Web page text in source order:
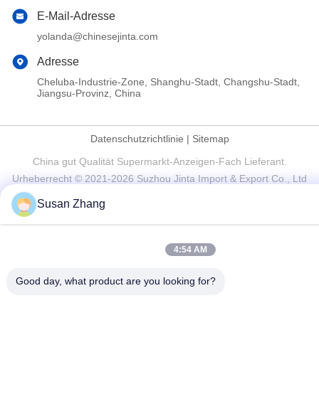
E-Mail-Adresse
yolanda@chinesejinta.com
Adresse
Cheluba-Industrie-Zone, Shanghu-Stadt, Changshu-Stadt,
Jiangsu-Provinz, China
Datenschutzrichtlinie | Sitemap
China gut Qualität Supermarkt-Anzeigen-Fach Lieferant.
Urheberrecht © 2021-2026 Suzhou Jinta Import & Export Co., Ltd
Susan Zhang
4:54 AM
Good day, what product are you looking for?